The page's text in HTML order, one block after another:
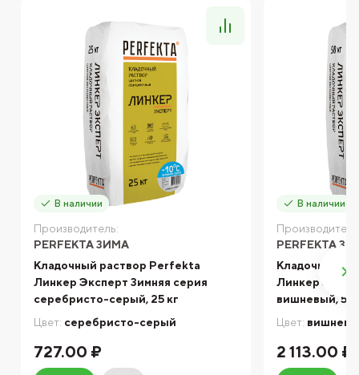
В наличии
Производитель:
PERFEKTA ЗИМА
Кладочный раствор Perfekta
Линкер Эксперт Зимняя серия
серебристо-серый, 25 кг
Цвет: серебристо-серый
727.00 ₽
В наличии
PERFEKTA
Кладочный
Линкер
вишневый, 50
Цвет:
2 113.00 ₽